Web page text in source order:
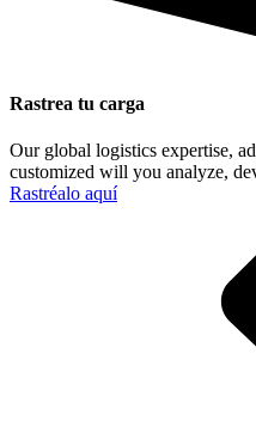
Rastrea tu carga
Our global logistics expertise,
customized will you analyze,
Rastréalo aquí